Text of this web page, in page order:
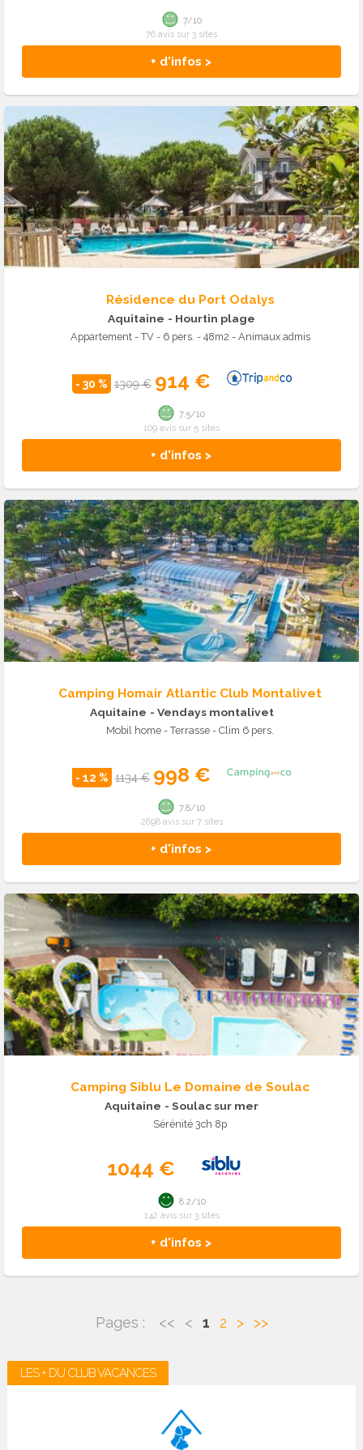
+ d'infos >
7/10
76 avis sur 3 sites
Résidence du Port Odalys
Aquitaine - Hourtin plage
Appartement - TV - 6 pers. - 48m2 - Animaux admis
- 30 % 1309 € 914 €
+ d'infos >
7.5/10
109 avis sur 5 sites
Camping Homair Atlantic Club Montalivet
Aquitaine - Vendays montalivet
Mobil home - Terrasse - Clim 6 pers.
- 12 % 1134 € 998 €
+ d'infos >
7.8/10
2898 avis sur 7 sites
Camping Siblu Le Domaine de Soulac
Aquitaine - Soulac sur mer
Sérénité 3ch 8p
1044 €
+ d'infos >
8.2/10
142 avis sur 3 sites
Pages : << < 1 2 > >>
LES + DU CLUB VACANCES